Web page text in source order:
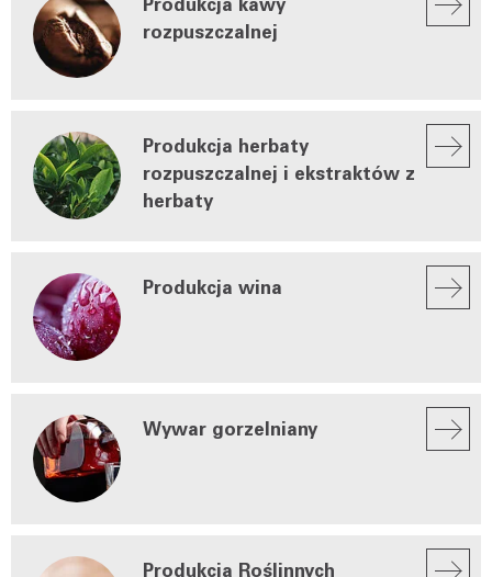
rozpuszczalnej
Produkcja herbaty
rozpuszczalnej i ekstraktów z
herbaty
Produkcja wina
Wywar gorzelniany
Produkcja Roślinnych